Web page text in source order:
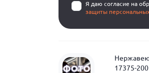
Я даю согласие на
защиты
17375-